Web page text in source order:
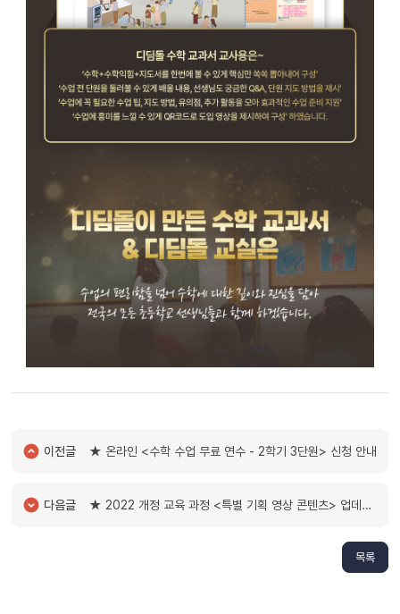
이전글 ★ 온라인 <수학 수업 무료 연수 - 2학기 3단원> 신청 안내
다음글 ★ 2022 개정 교육 과정 <특별 기획 영상 콘텐츠> 업데이트
목록